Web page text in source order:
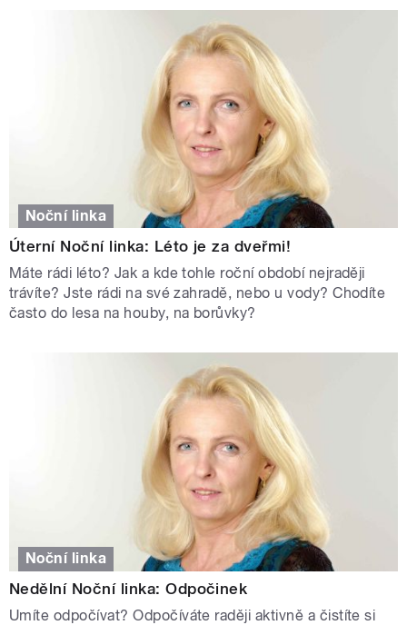
Noční linka
Úterní Noční linka: Léto je za dveřmi!
Máte rádi léto? Jak a kde tohle roční období nejraději
trávíte? Jste rádi na své zahradě, nebo u vody? Chodíte
často do lesa na houby, na borůvky?
Noční linka
Nedělní Noční linka: Odpočinek
Umíte odpočívat? Odpočíváte raději aktivně a čistíte si